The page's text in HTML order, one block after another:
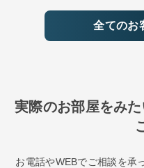
全てのお
実際のお部屋をみ
お電話やWEBでご相談を承